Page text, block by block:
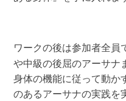
ワークの後は参加者全員
や中級の後屈のアーサナ
身体の機能に従って動か
のあるアーサナの実践を